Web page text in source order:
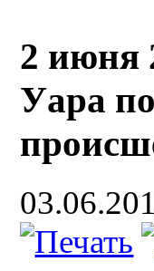
2 июня
Уара